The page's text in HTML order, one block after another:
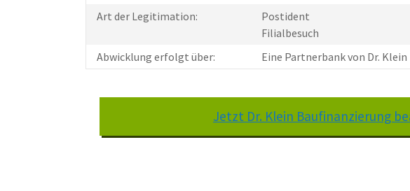
Art der Legitimation:
Postident
Filialbesuch
Abwicklung erfolgt über:
Eine Partnerbank von Dr. Klein
Jetzt Dr. Klein Baufinanzierung